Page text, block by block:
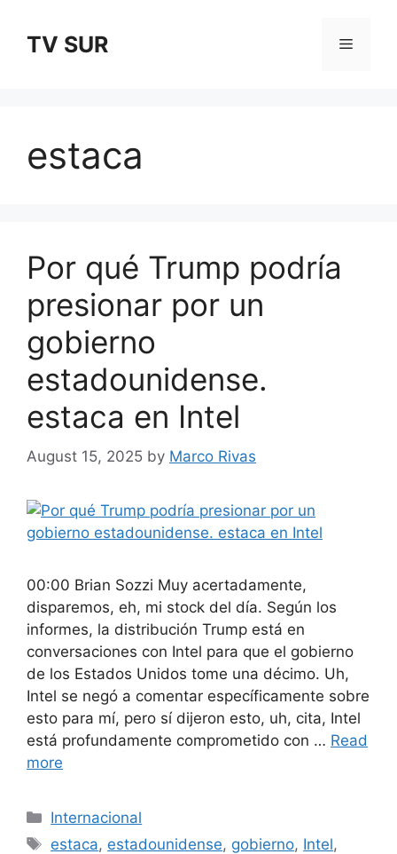
contentTV SUR Menu
estaca
Por qué Trump podría
presionar por un
gobierno
estadounidense.
estaca en Intel
August 15, 2025 by Marco Rivas
00:00 Brian Sozzi Muy acertadamente,
disparemos, eh, mi stock del día. Según los
informes, la distribución Trump está en
conversaciones con Intel para que el gobierno
de los Estados Unidos tome una décimo. Uh,
Intel se negó a comentar específicamente sobre
esto para mí, pero sí dijeron esto, uh, cita, Intel
está profundamente comprometido con … Read
more
Categories
Internacional
Tags
estaca, estadounidense, gobierno, Intel,